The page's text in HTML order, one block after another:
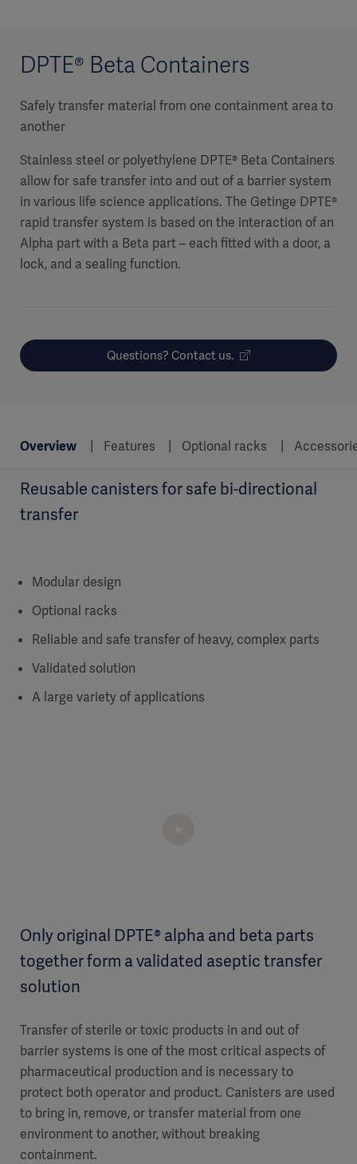
DPTE® Beta Containers
Safely transfer material from one containment area to
another
Stainless steel or polyethylene DPTE® Beta Containers
allow for safe transfer into and out of a barrier system
in various life science applications. The Getinge DPTE®
rapid transfer system is based on the interaction of an
Alpha part with a Beta part – each fitted with a door, a
lock, and a sealing function.
Questions? Contact us.
Overview Features Optional racks
Reusable canisters for safe bi-directional
transfer
Modular design
Optional racks
Reliable and safe transfer of heavy, complex parts
Validated solution
A large variety of applications
Only original DPTE® alpha and beta parts
together form a validated aseptic transfer
solution
Transfer of sterile or toxic products in and out of
barrier systems is one of the most critical aspects of
pharmaceutical production and is necessary to
protect both operator and product. Canisters are used
to bring in, remove, or transfer material from one
environment to another, without breaking
containment.